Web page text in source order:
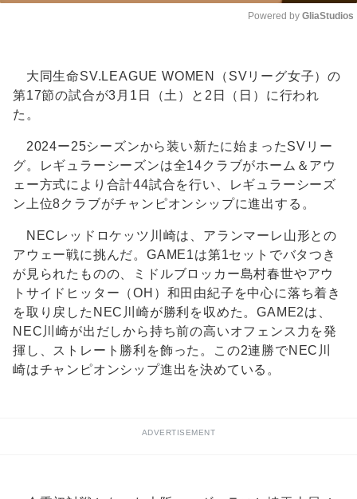
Powered by GliaStudios
大同生命SV.LEAGUE WOMEN（SVリーグ女子）の
第17節の試合が3月1日（土）と2日（日）に行われ
た。
2024ー25シーズンから装い新たに始まったSVリー
グ。レギュラーシーズンは全14クラブがホーム＆アウ
ェー方式により合計44試合を行い、レギュラーシーズ
ン上位8クラブがチャンピオンシップに進出する。
NECレッドロケッツ川崎は、アランマーレ山形との
アウェー戦に挑んだ。GAME1は第1セットでバタつき
が見られたものの、ミドルブロッカー島村春世やアウ
トサイドヒッター（OH）和田由紀子を中心に落ち着き
を取り戻したNEC川崎が勝利を収めた。GAME2は、
NEC川崎が出だしから持ち前の高いオフェンス力を発
揮し、ストレート勝利を飾った。この2連勝でNEC川
崎はチャンピオンシップ進出を決めている。
ADVERTISEMENT